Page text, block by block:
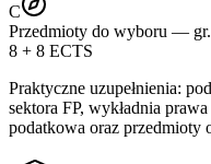
C
Przedmioty do wyboru —
8 + 8 ECTS
Praktyczne uzupełnienia:
sektora FP, wykładnia
podatkowa oraz przedmioty